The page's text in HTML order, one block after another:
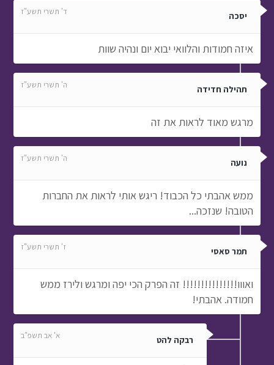
יסכה ד' תשרי תשע"ז
איזה חמודות והלוואי יבוא יום ונהיה שוות
תהילה חדידה ה' תשרי תשע"ז
מרגש מאוד לראות את זה
נועה ה' תשרי תשע"ז
ממש אהבתי כל הכבוד! ריגש אותי לראות את החברות
הטובה! שנזכה...
תמר סאסי ז' תשרי תשע"ז
ואווו!!!!!!!!!!!!!!! זה הפרק הכי יפה ומרגש ולירז ממש
חמודה. אהבתי!
רבקה להט א' אב תשפ"ב